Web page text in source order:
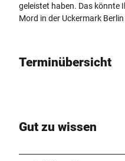
geleistet haben. Das könnte
Mord in der Uckermark
Terminübersicht
Gut zu wissen